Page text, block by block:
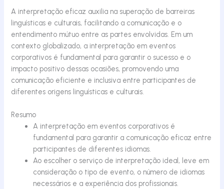
A interpretação eficaz auxilia na superação de barreiras
linguísticas e culturais, facilitando a comunicação e o
entendimento mútuo entre as partes envolvidas. Em um
contexto globalizado, a interpretação em eventos
corporativos é fundamental para garantir o sucesso e o
impacto positivo dessas ocasiões, promovendo uma
comunicação eficiente e inclusiva entre participantes de
diferentes origens linguísticas e culturais.
Resumo
A interpretação em eventos corporativos é
fundamental para garantir a comunicação eficaz entre
participantes de diferentes idiomas.
Ao escolher o serviço de interpretação ideal, leve em
consideração o tipo de evento, o número de idiomas
necessários e a experiência dos profissionais.